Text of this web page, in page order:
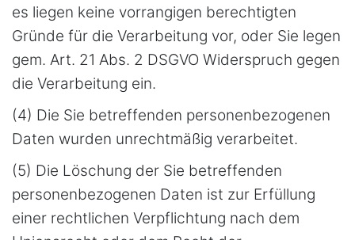
es liegen keine vorrangigen berechtigten
Gründe für die Verarbeitung vor, oder Sie legen
gem. Art. 21 Abs. 2 DSGVO Widerspruch gegen
die Verarbeitung ein.
(4) Die Sie betreffenden personenbezogenen
Daten wurden unrechtmäßig verarbeitet.
(5) Die Löschung der Sie betreffenden
personenbezogenen Daten ist zur Erfüllung
einer rechtlichen Verpflichtung nach dem